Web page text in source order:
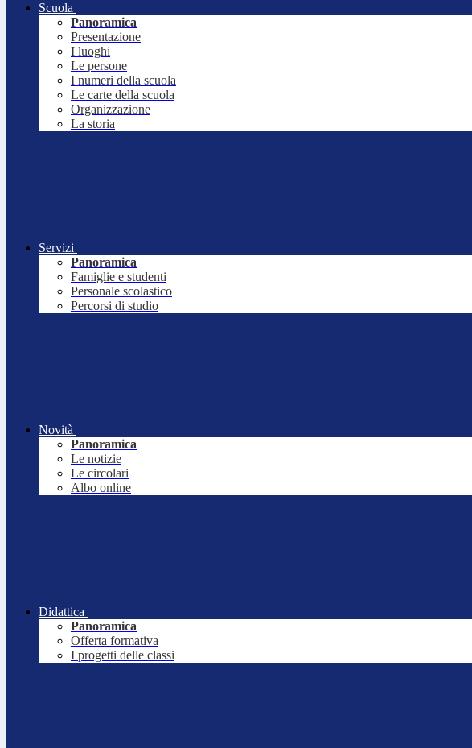
Scuola
Panoramica
Presentazione
I luoghi
Le persone
I numeri della scuola
Le carte della scuola
Organizzazione
La storia
Servizi
Panoramica
Famiglie e studenti
Personale scolastico
Percorsi di studio
Novità
Panoramica
Le notizie
Le circolari
Albo online
Didattica
Panoramica
Offerta formativa
I progetti delle classi